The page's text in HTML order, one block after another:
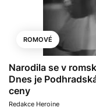
ROMOVÉ
Narodila se v
Dnes je
ceny
Redakce Heroine